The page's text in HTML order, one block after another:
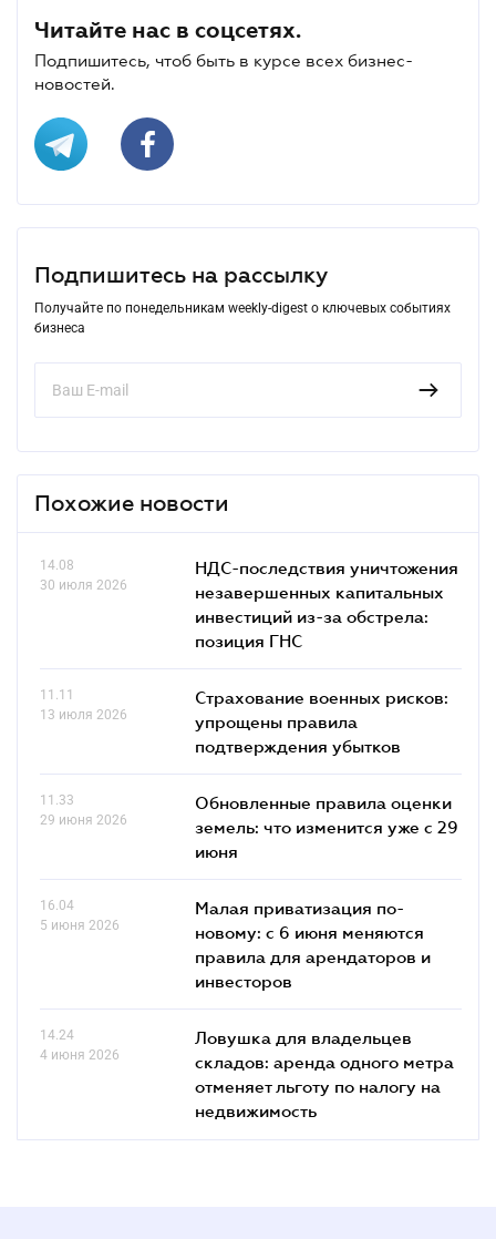
Читайте нас в соцсетях.
Подпишитесь, чтоб быть в курсе всех бизнес-
новостей.
Подпишитесь на рассылку
Получайте по понедельникам weekly-digest о ключевых событиях
бизнеса
Похожие новости
14.08
30 июля 2026
НДС-последствия уничтожения
незавершенных капитальных
инвестиций из-за обстрела:
позиция ГНС
11.11
13 июля 2026
Страхование военных рисков:
упрощены правила
подтверждения убытков
11.33
29 июня 2026
Обновленные правила оценки
земель: что изменится уже с 29
июня
16.04
5 июня 2026
Малая приватизация по-
новому: с 6 июня меняются
правила для арендаторов и
инвесторов
14.24
4 июня 2026
Ловушка для владельцев
складов: аренда одного метра
отменяет льготу по налогу на
недвижимость